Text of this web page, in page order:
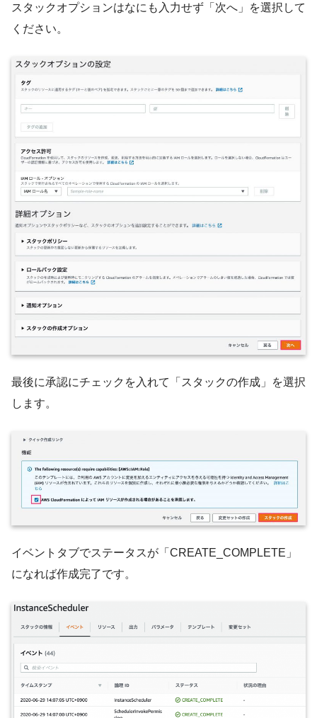
スタックオプションはなにも入力せず「次へ」を選択して
ください。
最後に承認にチェックを入れて「スタックの作成」を選択
します。
イベントタブでステータスが「CREATE_COMPLETE」
になれば作成完了です。